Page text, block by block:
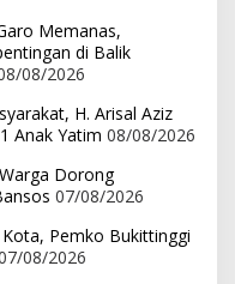
Memanas,
di Balik
08/2026
H. Arisal Aziz
Anak Yatim 08/08/2026
Dorong
07/08/2026
Pemko Bukittinggi
08/2026